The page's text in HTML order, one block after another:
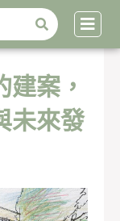
搜
尋
案，
未來發